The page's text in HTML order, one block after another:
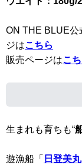
ON THE BLUE公
ジはこちら
販売ページはこ
生まれも育ちも“
遊漁船「 日登美丸